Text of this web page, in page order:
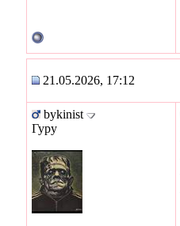
21.05.2026, 17:12
bykinist
Гуру